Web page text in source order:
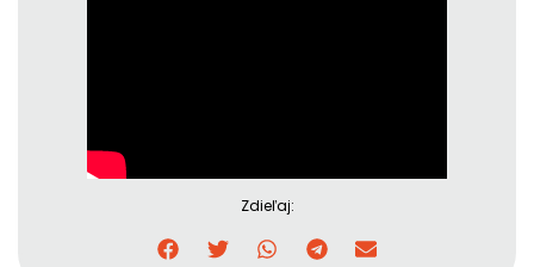
Zdieľaj: